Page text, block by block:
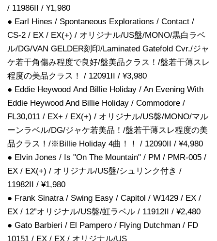
/ 11986II / ¥1,980
● Earl Hines / Spontaneous Explorations / Contact /
CS-2 / EX / EX(+) / オリジナル/US盤/MONO/黒白ラベ
ル/DG/VAN GELDER刻印/Laminated Gatefold Cvr./ジャ
ケ若干角傷み程度で良好/盤美品クラス！/盤若干薄スレ
程度の美品クラス！ / 12091II / ¥3,980
● Eddie Heywood And Billie Holiday / An Evening With
Eddie Heywood And Billie Holiday / Commodore /
FL30,011 / EX+ / EX(+) / オリジナル/US盤/MONO/マル
ーンラベル/DG/ジャケ若美品！/盤若干薄スレ程度の美
品クラス！/※Billie Holiday 4曲！！ / 12090II / ¥4,980
● Elvin Jones / Is "On The Mountain" / PM / PMR-005 /
EX / EX(+) / オリジナル/US盤/シュリンク付き /
11982II / ¥1,980
● Frank Sinatra / Swing Easy / Capitol / W1429 / EX /
EX / 12”オリジナル/US盤/虹ラベル / 11912II / ¥2,480
● Gato Barbieri / El Pampero / Flying Dutchman / FD
10151 / EX / EX / オリジナル/US